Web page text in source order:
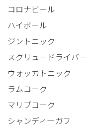
コロナビール
ハイボール
ジントニック
スクリュードライバー
ウォッカトニック
ラムコーク
マリブコーク
シャンディーガフ